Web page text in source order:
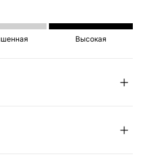
Высокая